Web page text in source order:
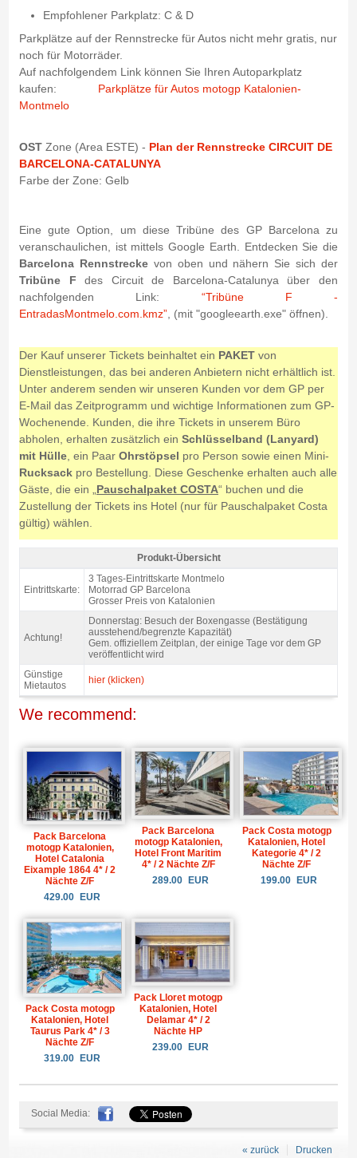
Empfohlener Parkplatz: C & D
Parkplätze auf der Rennstrecke für Autos nicht mehr gratis, nur
noch für Motorräder.
Auf nachfolgendem Link können Sie Ihren Autoparkplatz
kaufen: Parkplätze für Autos motogp Katalonien-
Montmelo
OST Zone (Area ESTE) - Plan der Rennstrecke CIRCUIT DE
BARCELONA-CATALUNYA
Farbe der Zone: Gelb
Eine gute Option, um diese Tribüne des GP Barcelona zu
veranschaulichen, ist mittels Google Earth. Entdecken Sie die
Barcelona Rennstreckevon oben und nähern Sie sich der
Tribüne Fdes Circuit de Barcelona-Catalunya über den
nachfolgenden Link: “Tribüne F -
EntradasMontmelo.com.kmz”, (mit "googleearth.exe" öffnen).
Der Kauf unserer Tickets beinhaltet ein PAKETvon
Dienstleistungen, das bei anderen Anbietern nicht erhältlich ist.
Unter anderem senden wir unseren Kunden vor dem GP per
E-Mail das Zeitprogramm und wichtige Informationen zum GP-
Wochenende. Kunden, die ihre Tickets in unserem Büro
abholen, erhalten zusätzlich ein Schlüsselband (Lanyard)
mit Hülle, ein Paar Ohrstöpsel pro Person sowie einen Mini-
Rucksackpro Bestellung. Diese Geschenke erhalten auch alle
Gäste, die ein „Pauschalpaket COSTA“ buchen und die
Zustellung der Tickets ins Hotel (nur für Pauschalpaket Costa
gültig) wählen.
Tribüne F Motorrad GP Barcelona 2027 - Produkt-Übersicht
Produkt-Übersicht
Eintrittskarte:
3 Tages-Eintrittskarte Montmelo
Motorrad GP Barcelona
Grosser Preis von Katalonien
Achtung!
Donnerstag: Besuch der Boxengasse (Bestätigung
ausstehend/begrenzte Kapazität)
Gem. offiziellem Zeitplan, der einige Tage vor dem GP
veröffentlicht wird
Günstige
Mietautos
hier (klicken)
We recommend:
Pack Barcelona
motogp Katalonien,
Hotel Catalonia
Eixample 1864 4* / 2
Nächte Z/F
429.00 EUR
Pack Barcelona
motogp Katalonien,
Hotel Front Maritim
4* / 2 Nächte Z/F
289.00 EUR
Pack Costa motogp
Katalonien, Hotel
Kategorie 4* / 2
Nächte Z/F
199.00 EUR
Pack Costa motogp
Katalonien, Hotel
Taurus Park 4* / 3
Nächte Z/F
319.00
EUR
Pack Lloret motogp
Katalonien, Hotel
Delamar 4* / 2
Nächte HP
239.00 EUR
Social Media:
Drucken
« zurück